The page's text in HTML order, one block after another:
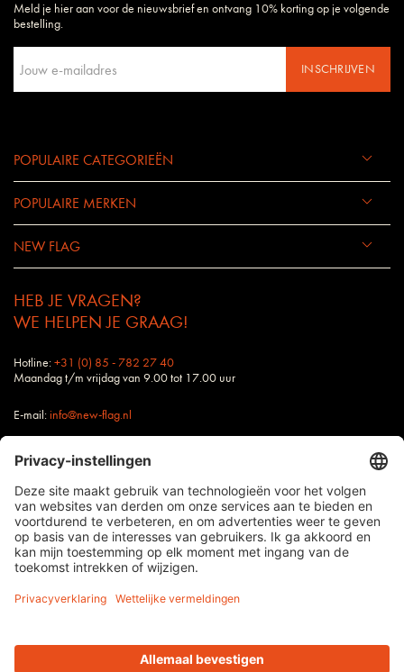
Meld je hier aan voor de nieuwsbrief en ontvang 10% korting op je volgende
bestelling.
INSCHRIJVEN
POPULAIRE CATEGORIEËN
POPULAIRE MERKEN
NEW FLAG
HEB JE VRAGEN?
WE HELPEN JE GRAAG!
Hotline:+31 (0) 85 - 782 27 40
Maandag t/m vrijdag van 9.00 tot 17.00 uur
E-mail:info@new-flag.nl
Buitendienst: Ook jouw contactpersoon bij New
Flag staat altijd voor je klaar.
alle prijzen zijn excl. BTW en verzendkosten, tenzij anders vermeld